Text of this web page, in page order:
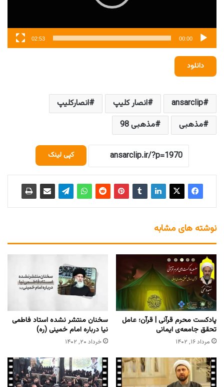
00:00
02:53
دانلود
ansarclip انصار کلیپ
انصارکلیپ
مذهبی
مذهبی 98
کپی لینک
نوشته های مشابه
پادکست محرم قرآنی | قرآن؛ عامل
تحقق جامعه‌ی ایمانی
مرداد ۱۶, ۱۴۰۲
سخنان منتشر نشده استاد فاطمی
نیا درباره امام خمینی (ره)
خرداد ۲۰, ۱۴۰۲